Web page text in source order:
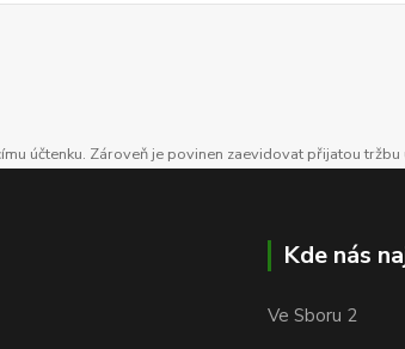
účtenku. Zároveň je povinen zaevidovat přijatou
Kde nás
Ve Sboru 2